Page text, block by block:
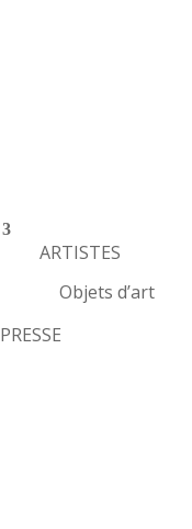
ARTISTES
Objets d’art
PRESSE